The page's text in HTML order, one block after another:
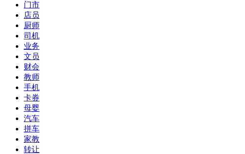
门市
店员
厨师
司机
业务
文员
财会
教师
手机
卡券
母婴
汽车
拼车
家教
转让